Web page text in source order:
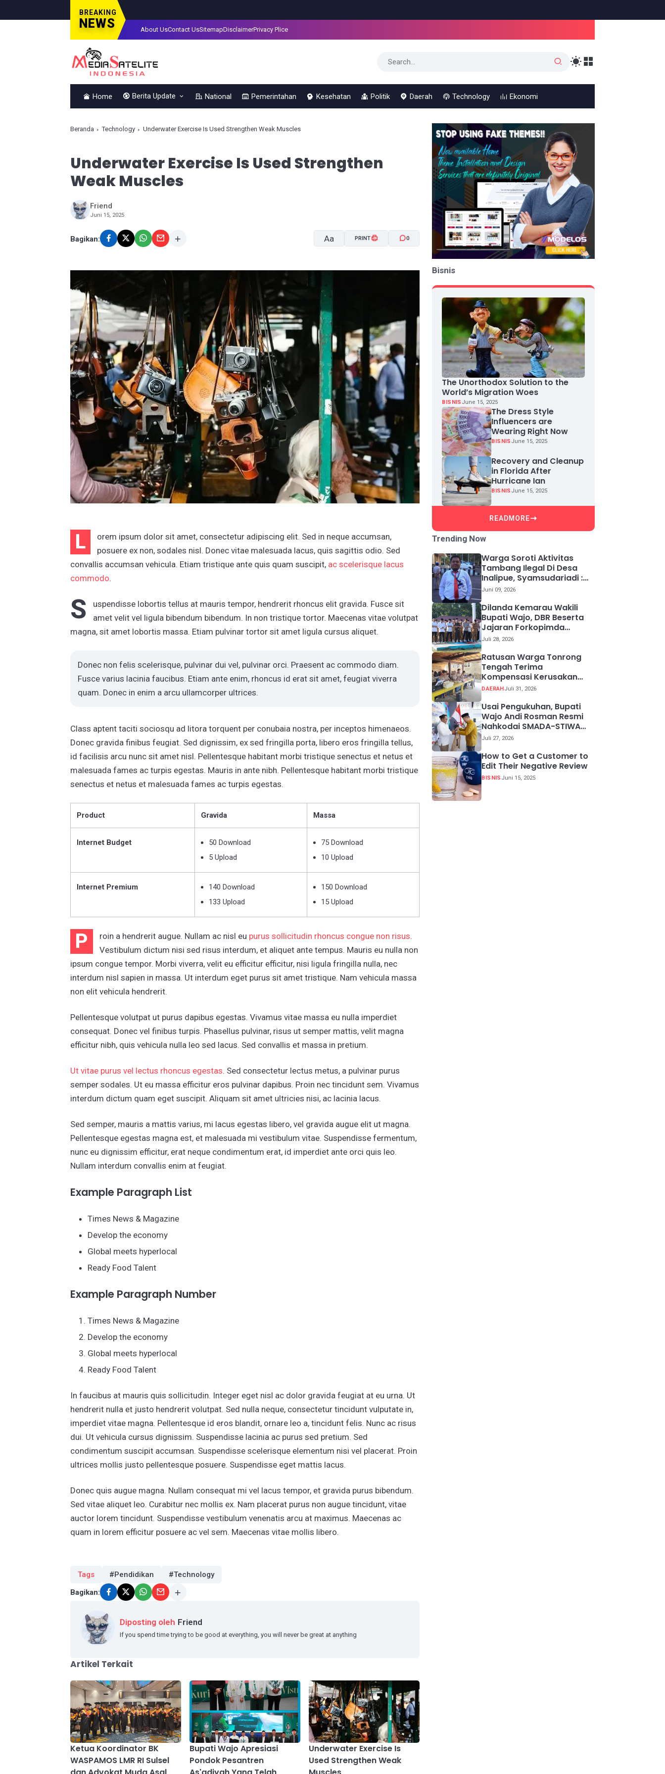
BREAKING
NEWS About UsContact UsSitemapDisclaimerPrivacy Plice
Home Berita Update National Pemerintahan Kesehatan Politik Daerah Technology Ekonomi
Beranda Technology Underwater Exercise Is Used Strengthen Weak Muscles
Underwater Exercise Is Used Strengthen
Weak Muscles
Friend
Juni 15, 2025
Bagikan: Aa PRINT 0
L
orem ipsum dolor sit amet, consectetur adipiscing elit. Sed in neque accumsan,
posuere ex non, sodales nisl. Donec vitae malesuada lacus, quis sagittis odio. Sed
convallis accumsan vehicula. Etiam tristique ante quis quam suscipit, ac scelerisque lacus
commodo.
S
uspendisse lobortis tellus at mauris tempor, hendrerit rhoncus elit gravida. Fusce sit
amet velit vel ligula bibendum bibendum. In non tristique tortor. Maecenas vitae volutpat
magna, sit amet lobortis massa. Etiam pulvinar tortor sit amet ligula cursus aliquet.
Donec non felis scelerisque, pulvinar dui vel, pulvinar orci. Praesent ac commodo diam.
Fusce varius lacinia faucibus. Etiam ante enim, rhoncus id erat sit amet, feugiat viverra
quam. Donec in enim a arcu ullamcorper ultrices.
Class aptent taciti sociosqu ad litora torquent per conubaia nostra, per inceptos himenaeos.
Donec gravida finibus feugiat. Sed dignissim, ex sed fringilla porta, libero eros fringilla tellus,
id facilisis arcu nunc sit amet nisl. Pellentesque habitant morbi tristique senectus et netus et
malesuada fames ac turpis egestas. Mauris in ante nibh. Pellentesque habitant morbi tristique
senectus et netus et malesuada fames ac turpis egestas.
Product Gravida Massa
Internet Budget
50 Download
5 Upload
75 Download
10 Upload
Internet Premium
140 Download
133 Upload
150 Download
15 Upload
P roin a hendrerit augue. Nullam ac nisl eu purus sollicitudin rhoncus congue non risus.
Vestibulum dictum nisi sed risus interdum, et aliquet ante tempus. Mauris eu nulla non
ipsum congue tempor. Morbi viverra, velit eu efficitur efficitur, nisi ligula fringilla nulla, nec
interdum nisl sapien in massa. Ut interdum eget purus sit amet tristique. Nam vehicula massa
non elit vehicula hendrerit.
Pellentesque volutpat ut purus dapibus egestas. Vivamus vitae massa eu nulla imperdiet
consequat. Donec vel finibus turpis. Phasellus pulvinar, risus ut semper mattis, velit magna
efficitur nibh, quis vehicula nulla leo sed lacus. Sed convallis et massa in pretium.
Ut vitae purus vel lectus rhoncus egestas. Sed consectetur lectus metus, a pulvinar purus
semper sodales. Ut eu massa efficitur eros pulvinar dapibus. Proin nec tincidunt sem. Vivamus
interdum dictum quam eget suscipit. Aliquam sit amet ultricies nisi, ac lacinia lacus.
Sed semper, mauris a mattis varius, mi lacus egestas libero, vel gravida augue elit ut magna.
Pellentesque egestas magna est, et malesuada mi vestibulum vitae. Suspendisse fermentum,
nunc eu dignissim efficitur, erat neque condimentum erat, id imperdiet ante orci quis leo.
Nullam interdum convallis enim at feugiat.
Example Paragraph List
Times News & Magazine
Develop the economy
Global meets hyperlocal
Ready Food Talent
Example Paragraph Number
Times News & Magazine
Develop the economy
Global meets hyperlocal
Ready Food Talent
In faucibus at mauris quis sollicitudin. Integer eget nisl ac dolor gravida feugiat at eu urna. Ut
hendrerit nulla et justo hendrerit volutpat. Sed nulla neque, consectetur tincidunt vulputate in,
imperdiet vitae magna. Pellentesque id eros blandit, ornare leo a, tincidunt felis. Nunc ac risus
dui. Ut vehicula cursus dignissim. Suspendisse lacinia ac purus sed pretium. Sed
condimentum suscipit accumsan. Suspendisse scelerisque elementum nisi vel placerat. Proin
ultrices mollis justo pellentesque posuere. Suspendisse eget mattis lacus.
Donec quis augue magna. Nullam consequat mi vel lacus tempor, et gravida purus bibendum.
Sed vitae aliquet leo. Curabitur nec mollis ex. Nam placerat purus non augue tincidunt, vitae
auctor lorem tincidunt. Suspendisse vestibulum venenatis arcu at maximus. Maecenas ac
quam in lorem efficitur posuere ac vel sem. Maecenas vitae mollis libero.
Tags #Pendidikan #Technology
Bagikan:
Diposting oleh Friend
If you spend time trying to be good at everything, you will never be great at anything
Artikel Terkait
Ketua Koordinator BK
WASPAMOS LMR RI Sulsel
Bupati Wajo Apresiasi
Pondok Pesantren
Underwater Exercise Is
Used Strengthen Weak
Bisnis
The Unorthodox Solution to the
World’s Migration Woes
BISNIS June 15, 2025
The Dress Style
Influencers are
Wearing Right Now
BISNIS June 15, 2025
Recovery and Cleanup
in Florida After
Hurricane Ian
BISNIS June 15, 2025
READMORE
Trending Now
Warga Soroti Aktivitas
Tambang Ilegal Di Desa
Inalipue, Syamsudariadi :
Kami Akan Panggil
Juni 09, 2026
Dilanda Kemarau Wakili
Bupati Wajo, DBR Beserta
Jajaran Forkopimda
Lakukan Sholat istisqa.
Juli 28, 2026
Ratusan Warga Tonrong
Tengah Terima
Kompensasi Kerusakan
Tanam Tumbuh
DAERAHJuli 31, 2026
Usai Pengukuhan, Bupati
Wajo Andi Rosman Resmi
Nahkodai SMADA-STIWA
periode 2026-2029.
Juli 27, 2026
How to Get a Customer to
Edit Their Negative Review
BISNIS Juni 15, 2025